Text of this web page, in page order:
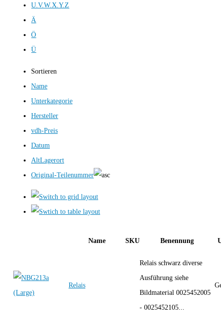
U.V.W.X.Y.Z
Ä
Ö
Ü
Sortieren
Name
Unterkategorie
Hersteller
vdh-Preis
Datum
AltLagerort
Original-Teilenummer
Name SKU Benennung
Relais
Relais schwarz diverse
Ausführung siehe
Bildmaterial 0025452005
- 0025452105...